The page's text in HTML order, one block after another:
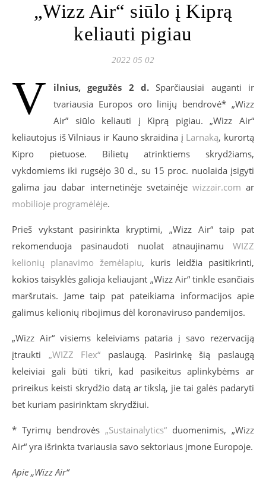
„Wizz Air“ siūlo į Kiprą
keliauti pigiau
2022 05 02
V ilnius, gegužės 2d. Sparčiausiai auganti ir
tvariausia Europos oro linijų bendrovė* „Wizz
Air” siūlo keliauti į Kiprą pigiau. „Wizz Air“
keliautojus iš Vilniaus ir Kauno skraidina į Larnaką, kurortą
Kipro pietuose. Bilietų atrinktiems skrydžiams,
vykdomiems iki rugsėjo 30 d., su 15 proc. nuolaida įsigyti
galima jau dabar internetinėje svetainėje wizzair.com ar
mobilioje programėlėje.
Prieš vykstant pasirinkta kryptimi, „Wizz Air“ taip pat
rekomenduoja pasinaudoti nuolat atnaujinamu WIZZ
kelionių planavimo žemėlapiu, kuris leidžia pasitikrinti,
kokios taisyklės galioja keliaujant „Wizz Air“ tinkle esančiais
maršrutais. Jame taip pat pateikiama informacijos apie
galimus kelionių ribojimus dėl koronaviruso pandemijos.
„Wizz Air“ visiems keleiviams pataria į savo rezervaciją
įtraukti „WIZZ Flex“ paslaugą. Pasirinkę šią paslaugą
keleiviai gali būti tikri, kad pasikeitus aplinkybėms ar
prireikus keisti skrydžio datą ar tikslą, jie tai galės padaryti
bet kuriam pasirinktam skrydžiui.
* Tyrimų bendrovės „Sustainalytics“ duomenimis, „Wizz
Air“ yra išrinkta tvariausia savo sektoriaus įmone Europoje.
Apie „Wizz Air“